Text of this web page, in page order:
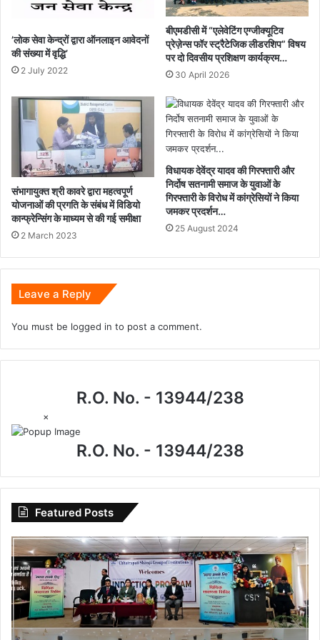
का
शुभारंभ...
’लोक सेवा केन्द्रों द्वारा ऑनलाइन आवेदनों
की संख्या में वृद्धि’
2 July 2022
बीएमडीसी में “एलेवेटिंग एग्जीक्यूटिव
प्रेज़ेन्स फॉर स्ट्रैटेजिक लीडरशिप” विषय
पर दो दिवसीय प्रशिक्षण कार्यक्रम…
30 April 2026
संभागायुक्त श्री कावरे द्वारा महत्वपूर्ण
योजनाओं की प्रगति के संबंध में विडियो
कान्फ्रेन्सिंग के माध्यम से की गई समीक्षा
2 March 2023
विधायक देवेंद्र यादव की गिरफ्तारी और
निर्दोष सतनामी समाज के युवाओं के
गिरफ्तारी के विरोध में कांग्रेसियों ने किया
जमकर प्रदर्शन…
25 August 2024
Leave a Reply
You must be logged in to post a comment.
R.O. No. - 13944/238
×
R.O. No. - 13944/238
Featured Posts
विधिक
जागरूकता
से
सशक्त
युवा:
नशामुक्त
एवं